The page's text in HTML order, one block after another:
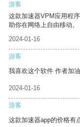
游客
这款加速器VPM应用程
助你在网络上自由移动。
2024-01-16
游客
我喜欢这个软件 作者加油
2024-01-16
游客
这款加速器app的价格有